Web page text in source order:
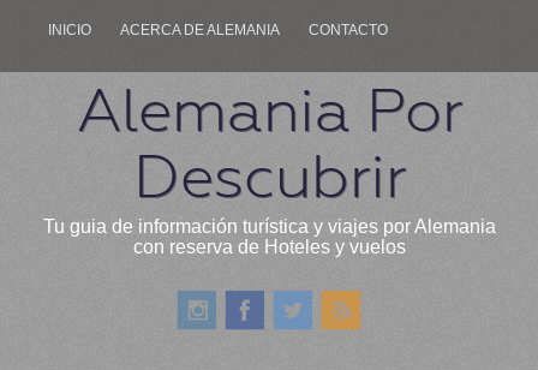
INICIO ACERCA DE ALEMANIA CONTACTO
Alemania Por
Descubrir
Tu guia de información turística y viajes por Alemania
con reserva de Hoteles y vuelos